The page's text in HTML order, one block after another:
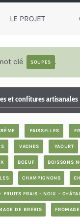
LE PROJET
clé SOUPES .
et confitures artisanales
FAISSELLES
VACHES YAOURT
BOEUF BOISSONS
CHAMPIGNONS
FRUITS FRAIS - NOIX -
DE BREBIS